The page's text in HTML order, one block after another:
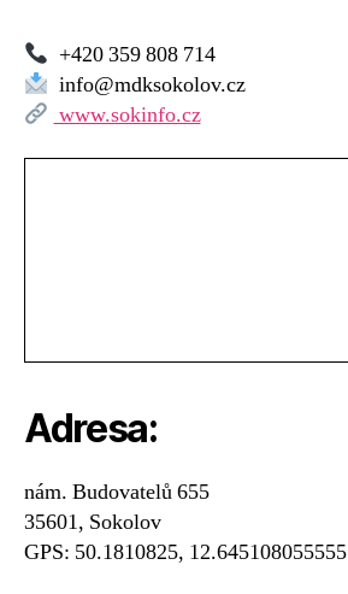
+420 359 808 714
info@mdksokolov.cz
www.sokinfo.cz
Adresa:
nám. Budovatelů 655
35601, Sokolov
GPS: 50.1810825, 12.645108055555